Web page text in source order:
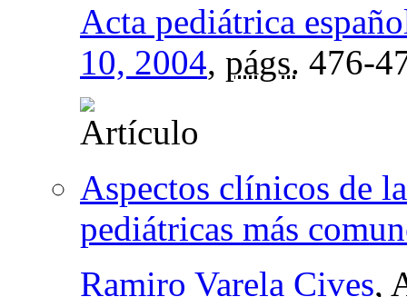
Acta pediátrica
10, 2004, págs. 476-
Aspectos clínicos de
pediátricas más
Ramiro Varela Cives,